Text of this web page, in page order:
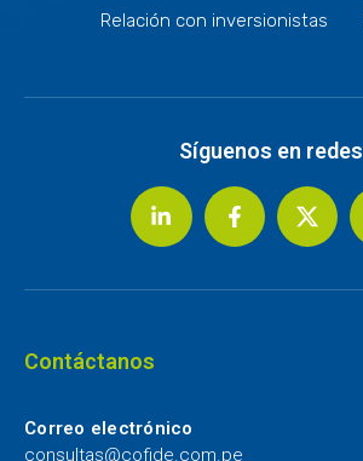
Relación con inversionistas
Síguenos en redes
Contáctanos
Correo electrónico
consultas@cofide.com.pe